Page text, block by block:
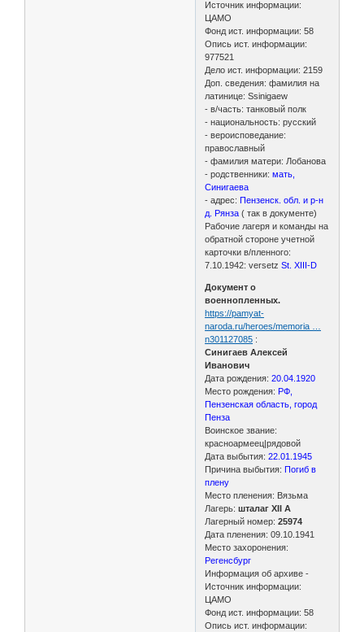
Источник информации:
ЦАМО
Фонд ист. информации: 58
Опись ист. информации:
977521
Дело ист. информации: 2159
Доп. сведения: фамилия на
латинице: Ssinigaew
- в/часть: танковый полк
- национальность: русский
- вероисповедание:
православный
- фамилия матери: Лобанова
- родственники: мать,
Синигаева
- адрес: Пензенск. обл. и р-н
д. Рянза ( так в документе)
Рабочие лагеря и команды на
обратной стороне учетной
карточки в/пленного:
7.10.1942: versetz St. XIII-D
Документ о
военнопленных.
https://pamyat-
naroda.ru/heroes/memoria …
n301127085 :
Синигаев Алексей
Иванович
Дата рождения: 20.04.1920
Место рождения: РФ,
Пензенская область, город
Пенза
Воинское звание:
красноармеец|рядовой
Дата выбытия:22.01.1945
Причина выбытия:Погиб в
плену
Место пленения: Вязьма
Лагерь:шталаг XII A
Лагерный номер: 25974
Дата пленения: 09.10.1941
Место захоронения:
Регенсбург
Информация об архиве -
Источник информации:
ЦАМО
Фонд ист. информации: 58
Опись ист. информации: